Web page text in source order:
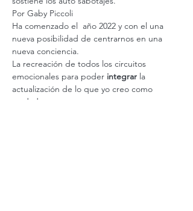
Por Gaby Piccoli
Ha comenzado el  año 2022 y con el una
nueva posibilidad de centrarnos en una
nueva conciencia.
La recreación de todos los circuitos
emocionales para poder integrar la
actualización de lo que yo creo como
verdadero.